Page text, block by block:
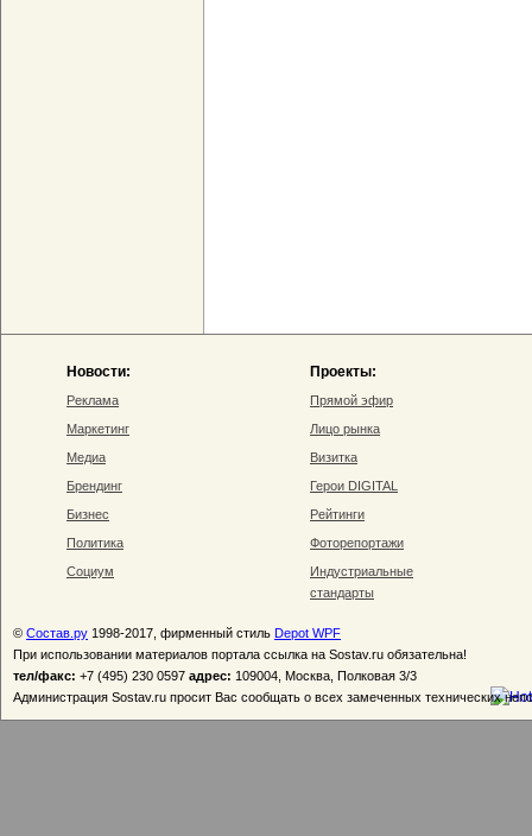
Новости:
Реклама
Маркетинг
Медиа
Брендинг
Бизнес
Политика
Социум
Проекты:
Прямой эфир
Лицо рынка
Визитка
Герои DIGITAL
Рейтинги
Фоторепортажи
Индустриальные
стандарты
© Состав.ру 1998-2017, фирменный стиль Depot WPF
При использовании материалов портала ссылка на Sostav.ru обязательна!
тел/факс: +7 (495) 230 0597 адрес: 109004, Москва, Полковая 3/3
Администрация Sostav.ru просит Вас сообщать о всех замеченных технических